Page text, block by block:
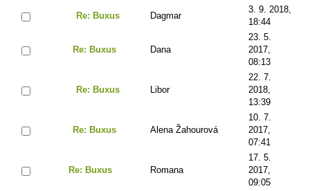
Re: Buxus Dagmar
3. 9. 2018,
18:44
Re: Buxus Dana
23. 5.
2017,
08:13
Re: Buxus Libor
22. 7.
2018,
13:39
Re: Buxus Alena Žahourová
10. 7.
2017,
07:41
Re: Buxus Romana
17. 5.
2017,
09:05